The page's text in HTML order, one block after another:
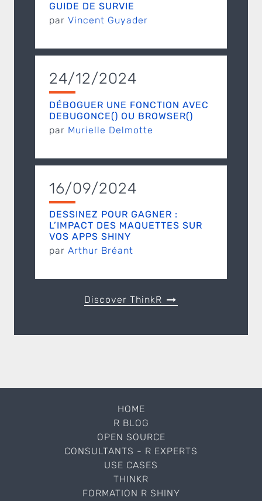
GUIDE DE SURVIE
par Vincent Guyader
24/12/2024
DÉBOGUER UNE FONCTION AVEC
DEBUGONCE() OU BROWSER()
par Murielle Delmotte
16/09/2024
DESSINEZ POUR GAGNER :
L’IMPACT DES MAQUETTES SUR
VOS APPS SHINY
par Arthur Bréant
Discover ThinkR
HOME
R BLOG
OPEN SOURCE
CONSULTANTS - R EXPERTS
USE CASES
THINKR
FORMATION R SHINY